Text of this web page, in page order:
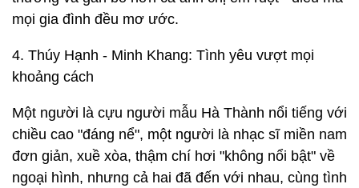
mọi gia đình đều mơ ước.
4. Thúy Hạnh - Minh Khang: Tình yêu vượt mọi
khoảng cách
Một người là cựu người mẫu Hà Thành nổi tiếng với
chiều cao "đáng nể", một người là nhạc sĩ miền nam
đơn giản, xuề xòa, thậm chí hơi "không nổi bật" về
ngoại hình, nhưng cả hai đã đến với nhau, cùng tình